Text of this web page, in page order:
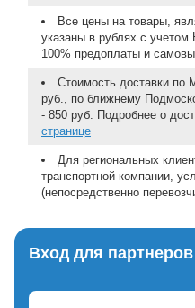
Все цены на товары,
указаны в рублях с
100% предоплаты и
Стоимость доставки
руб., по ближнему
- 850 руб. Подробнее о
странице
Для региональных
транспортной компании,
(непосредственно
Вход для партнеров